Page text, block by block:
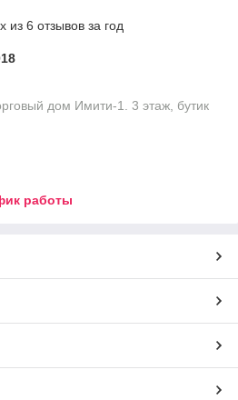
из 6 отзывов за год
дом Имити-1. 3 этаж, бутик
работы